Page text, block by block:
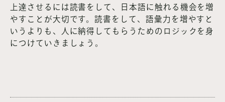
上達させるには読書をして、日本語に触れる機会を増
やすことが大切です。読書をして、語彙力を増やすと
いうよりも、人に納得してもらうためのロジックを身
につけていきましょう。